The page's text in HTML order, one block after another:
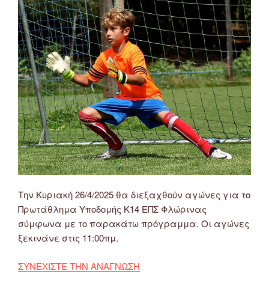
Την Κυριακή 26/4/2025 θα διεξαχθούν αγώνες για το
Πρωτάθλημα Υποδομής Κ14 ΕΠΣ Φλώρινας
σύμφωνα με το παρακάτω πρόγραμμα. Οι αγώνες
ξεκινάνε στις 11:00πμ.
ΣΥΝΕΧΙΣΤΕ ΤΗΝ ΑΝΑΓΝΩΣΗ